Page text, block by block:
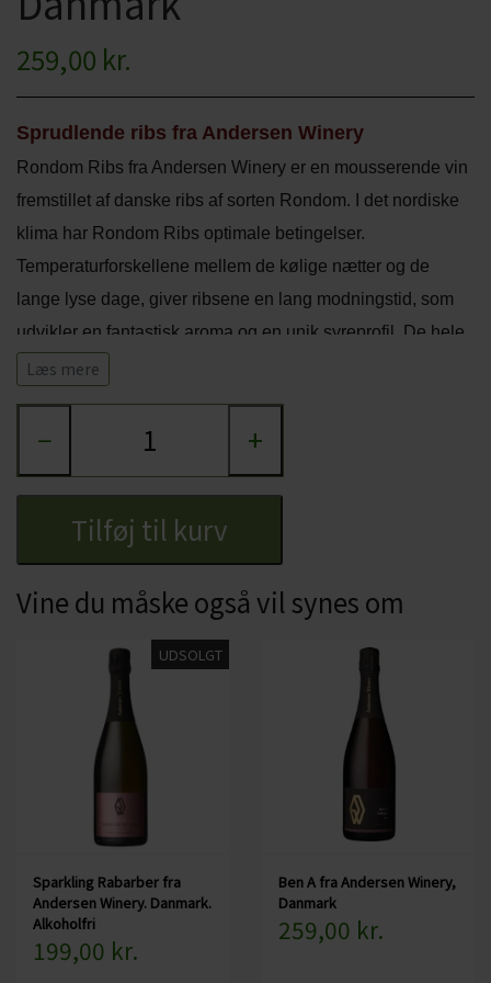
CHARDONNAY
PINOT NOIR
REFOSCO
RIESLING
SCHIOPPETINO
CIDER
TONICS OG VAND
JUL OG GLØGG
PÅSKE
259,00 kr.
Sprudlende ribs fra Andersen Winery
Rondom Ribs fra Andersen Winery er en mousserende vin
fremstillet af danske ribs af sorten Rondom. I det nordiske
klima har Rondom Ribs optimale betingelser.
Temperaturforskellene mellem de kølige nætter og de
lange lyse dage, giver ribsene en lang modningstid, som
udvikler en fantastisk aroma og en unik syreprofil. De hele
ribs er spontangæret, presset og blended med æble. 2.
Duft- og smagsnoter:
sommer. Den byder på noter af friske ribs, stikkelsbær og
Andersen Winery er et dansk vineri ved Mols Bjerge – et
vineri der laver fantastiske vine baseret på danske frugter,
druer og bær. Bag Andersen Winery står vinmager Mads
Groom Andersen, madspecialist Frantz Maurice Scott
Lundby og iværksætter Morten Rinder Stengaard – og med
deres vine ønsker de at vise, hvordan man kan
Vineriet startede så småt i 2009, hvor Mads på hobbyplan
begyndte at fremstille vin af æbler fra egen have. Et par år
Læs mere
− +
Tilføj til kurv
Vine du måske også vil synes om
UDSOLGT
Sparkling Rabarber fra
Andersen Winery. Danmark.
Alkoholfri
199,00 kr.
Ben A fra Andersen Winery,
Danmark
259,00 kr.